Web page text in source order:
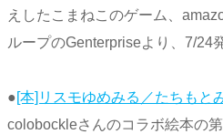
えしたこまねこのゲーム、
ループのGenterpriseより、7/24
●[本]リスモゆめみる／たちもと
colobockleさんのコラボ絵本の